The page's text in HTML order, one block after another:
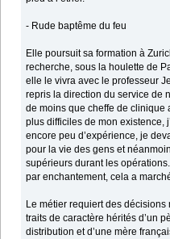
- Rude baptême du feu
Elle poursuit sa formation à
recherche, sous la houlette de
elle le vivra avec le professeur
repris la direction du service de
de moins que cheffe de clinique
plus difficiles de mon existence,
encore peu d’expérience, je
pour la vie des gens et
supérieurs durant les
par enchantement, cela a
Le métier requiert des
traits de caractère hérités d’un
distribution et d’une mère